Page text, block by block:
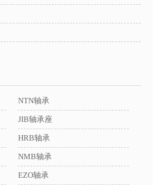
NTN轴承
JIB轴承座
HRB轴承
NMB轴承
EZO轴承